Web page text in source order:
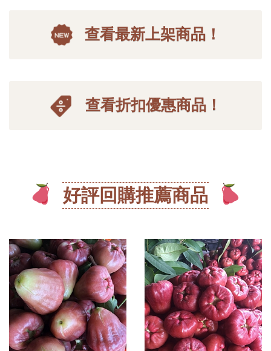
查看最新上架商品！
查看折扣優惠商品！
好評回購推薦商品